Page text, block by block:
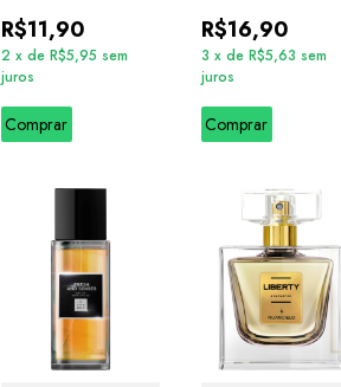
R$11,90
2 x de R$5,95 sem
juros
Comprar
R$16,90
3 x de R$5,63 sem
juros
Comprar